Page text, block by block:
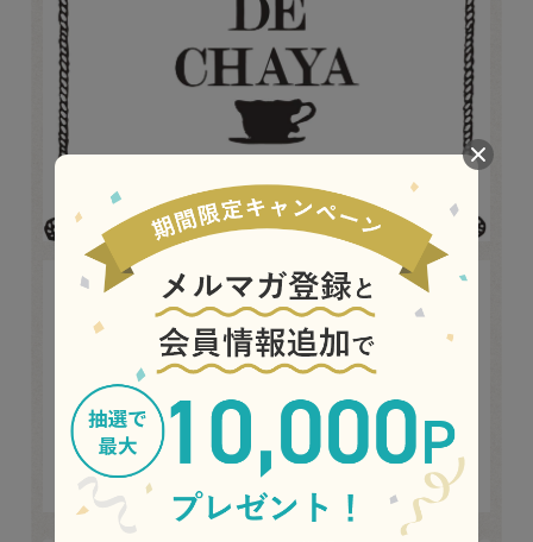
パティスリー ラ・マーレ・ド・チャヤは、海辺に鈴懸と共に立
つ小さなフランス洋菓子店。
1972年の創業同時、世の中の洋菓子は甘さが強い物が多い中、素
材の本来の風味を大切に引き出した甘さを抑え、リキュールで味
に深みを出したケーキなどの生菓子、焼菓子を作り続けていま
す。
「田園の暮らしを」テーマにした心の落ち着くインテリアの中で
楽しめる創業当時の変わらぬ味は、スウィーツブームの現在に至
ってもご好評をいただいております。
（パティスリー ラ・マーレ・ド・チャヤ）